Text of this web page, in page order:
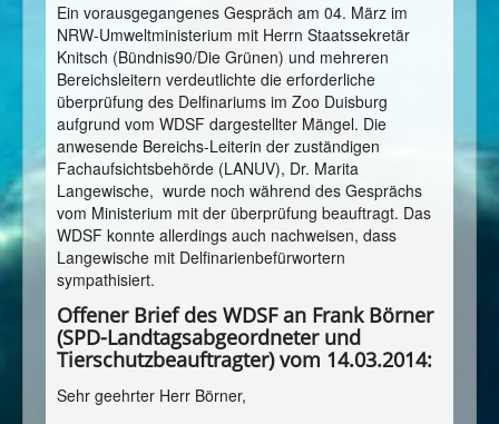
Ein vorausgegangenes Gespräch am 04. März im
NRW-Umweltministerium mit Herrn Staatssekretär
Knitsch (Bündnis90/Die Grünen) und mehreren
Bereichsleitern verdeutlichte die erforderliche
überprüfung des Delfinariums im Zoo Duisburg
aufgrund vom WDSF dargestellter Mängel. Die
anwesende Bereichs-Leiterin der zuständigen
Fachaufsichtsbehörde (LANUV), Dr. Marita
Langewische, wurde noch während des Gesprächs
vom Ministerium mit der überprüfung beauftragt. Das
WDSF konnte allerdings auch nachweisen, dass
Langewische mit Delfinarienbefürwortern
sympathisiert.
Offener Brief des WDSF an Frank Börner
(SPD-Landtagsabgeordneter und
Tierschutzbeauftragter) vom 14.03.2014:
Sehr geehrter Herr Börner,